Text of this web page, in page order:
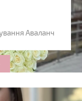
Аваланч